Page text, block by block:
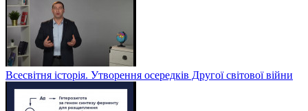
Всесвітня історія. Утворення осередків Другої світової війни